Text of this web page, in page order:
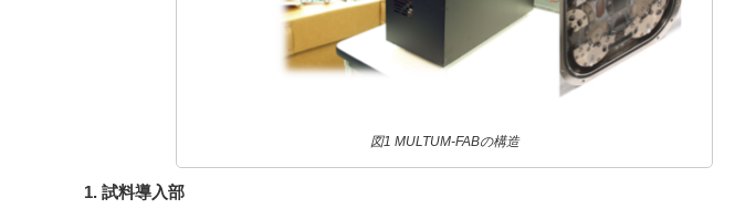
図1 MULTUM-FABの構造
1. 試料導入部